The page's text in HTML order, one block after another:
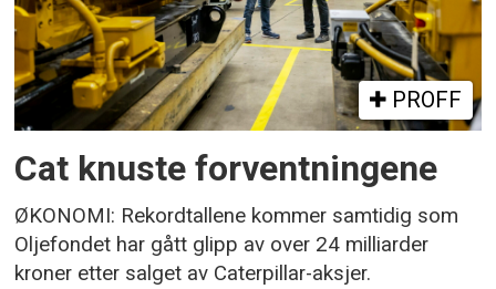
PROFF
Cat knuste forventningene
ØKONOMI: Rekordtallene kommer samtidig som
Oljefondet har gått glipp av over 24 milliarder
kroner etter salget av Caterpillar-aksjer.